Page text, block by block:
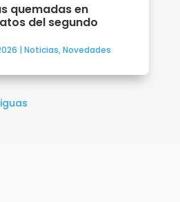
quemadas en
del segundo
| Noticias,Novedades